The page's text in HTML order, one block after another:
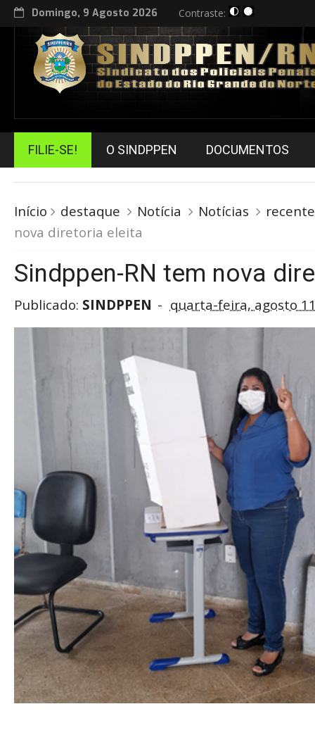
Domingo, 9 Agosto 2026 Contraste:
FILIE-SE! O SINDPPEN DOCUMENTOS
Início destaque Notícia Notícias
recente
nova diretoria eleita
Sindppen-RN tem nova
Publicado: SINDPPEN quarta-feira, agosto